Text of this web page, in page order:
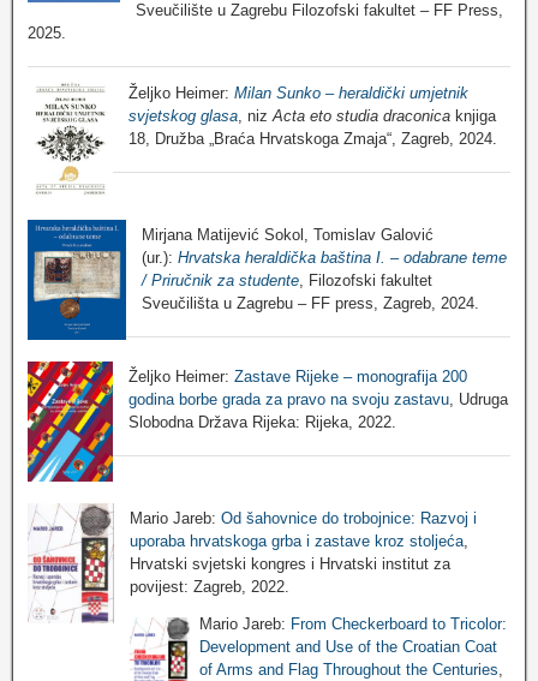
Sveučilište u Zagrebu Filozofski fakultet – FF Press,
2025.
Željko Heimer: Milan Sunko – heraldički umjetnik
svjetskog glasa , niz Acta eto studia draconica knjiga
18, Družba „Braća Hrvatskoga Zmaja“, Zagreb, 2024.
Mirjana Matijević Sokol, Tomislav Galović
(ur.): Hrvatska heraldička baština I. – odabrane teme
/ Priručnik za studente, Filozofski fakultet
Sveučilišta u Zagrebu – FF press, Zagreb, 2024.
Željko Heimer: Zastave Rijeke – monografija 200
godina borbe grada za pravo na svoju zastavu, Udruga
Slobodna Država Rijeka: Rijeka, 2022.
Mario Jareb: Od šahovnice do trobojnice: Razvoj i
uporaba hrvatskoga grba i zastave kroz stoljeća,
Hrvatski svjetski kongres i Hrvatski institut za
povijest: Zagreb, 2022.
Mario Jareb: From Checkerboard to Tricolor:
Development and Use of the Croatian Coat
of Arms and Flag Throughout the Centuries